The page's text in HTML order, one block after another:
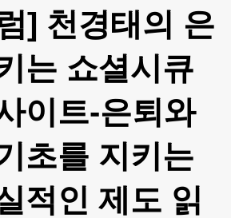
] 천경태의 은
는 쇼셜시큐
이트-은퇴와
초를 지키는
적인 제도 읽